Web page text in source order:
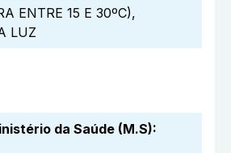
ENTRE 15 E 30ºC),
LUZ
da Saúde (M.S):